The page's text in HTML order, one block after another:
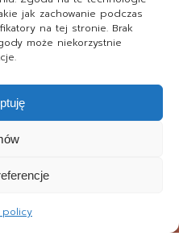
jak zachowanie podczas
na tej stronie. Brak
może niekorzystnie
policy